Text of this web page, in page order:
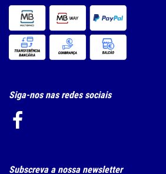
Siga-nos nas redes sociais
Subscreva a nossa newsletter